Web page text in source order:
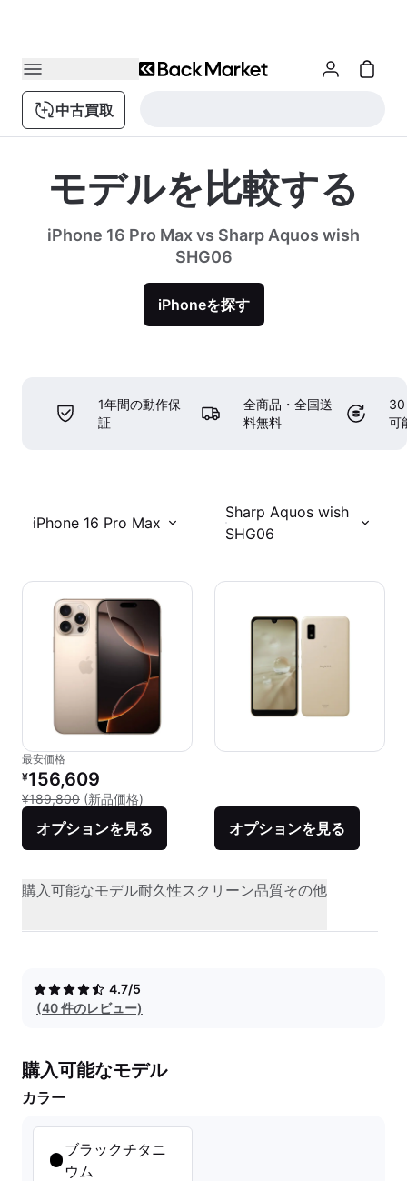
中古買取
モデルを比較する
iPhone 16 Pro Max vs Sharp Aquos wish
SHG06
iPhoneを探す
1年間の動作保
証
全商品・全国送
料無料
30
可
iPhone 16 Pro Max
Sharp Aquos wish
SHG06
最安価格
リファービッシュ品の価格：
¥156,609
¥189,800 (新品価格)
オプションを見る オプションを見る
購入可能なモデル耐久性スクリーン品質その他
4.7/5
(40 件のレビュー)
購入可能なモデル
カラー
ブラックチタニ
ウム